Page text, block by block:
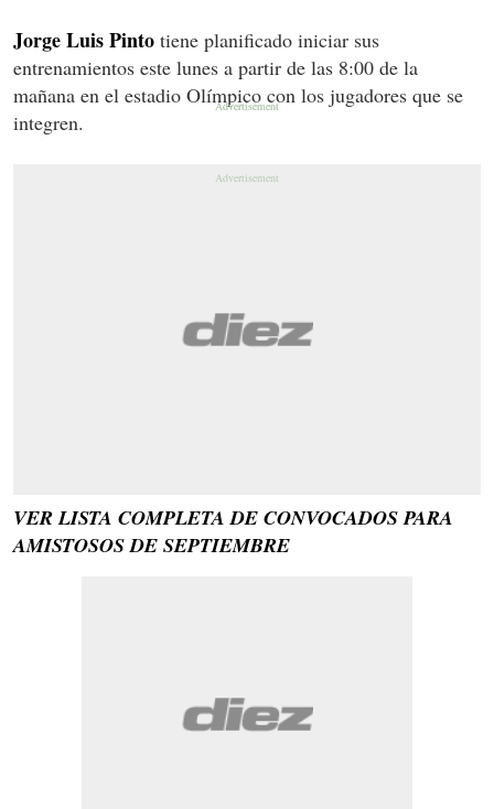
Jorge Luis Pinto tiene planificado iniciar sus
entrenamientos este lunes a partir de las 8:00 de la
mañana en el estadio Olímpico con los jugadores que se
integren.
VER LISTA COMPLETA DE CONVOCADOS PARA
AMISTOSOS DE SEPTIEMBRE